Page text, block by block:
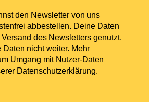
den Newsletter von uns
abbestellen. Deine Daten
des Newsletters genutzt.
nicht weiter. Mehr
Umgang mit Nutzer-Daten
Datenschutzerklärung.